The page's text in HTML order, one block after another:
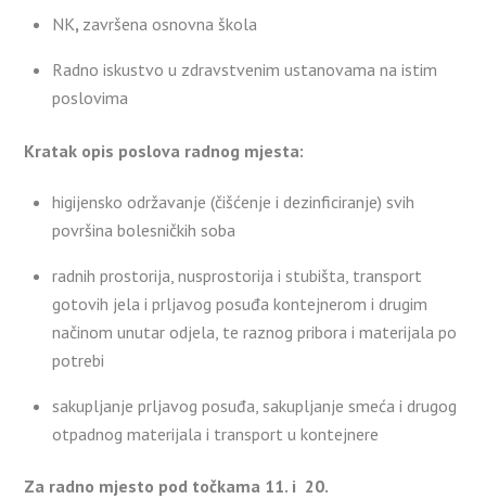
NK, završena osnovna škola
Radno iskustvo u zdravstvenim ustanovama na istim
poslovima
Kratak opis poslova radnog mjesta:
higijensko održavanje (čišćenje i dezinficiranje) svih
površina bolesničkih soba
radnih prostorija, nusprostorija i stubišta, transport
gotovih jela i prljavog posuđa kontejnerom i drugim
načinom unutar odjela, te raznog pribora i materijala po
potrebi
sakupljanje prljavog posuđa, sakupljanje smeća i drugog
otpadnog materijala i transport u kontejnere
Za radno mjesto pod točkama 11. i 20.